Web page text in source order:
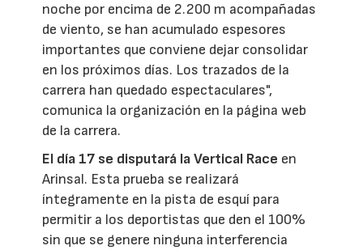
noche por encima de 2.200 m acompañadas
de viento, se han acumulado espesores
importantes que conviene dejar consolidar
en los próximos días. Los trazados de la
carrera han quedado espectaculares",
comunica la organización en la página web
de la carrera.
El día 17 se disputará la Vertical Race en
Arinsal. Esta prueba se realizará
íntegramente en la pista de esquí para
permitir a los deportistas que den el 100%
sin que se genere ninguna interferencia